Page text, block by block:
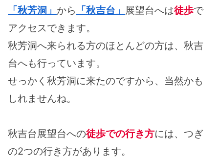
「秋芳洞」 から 「秋吉台」 展望台へは徒歩で
アクセスできます。
秋芳洞へ来られる方のほとんどの方は、秋吉
台へも行っています。
せっかく秋芳洞に来たのですから、当然かも
しれませんね。
秋吉台展望台への徒歩での行き方には、つぎ
の2つの行き方があります。